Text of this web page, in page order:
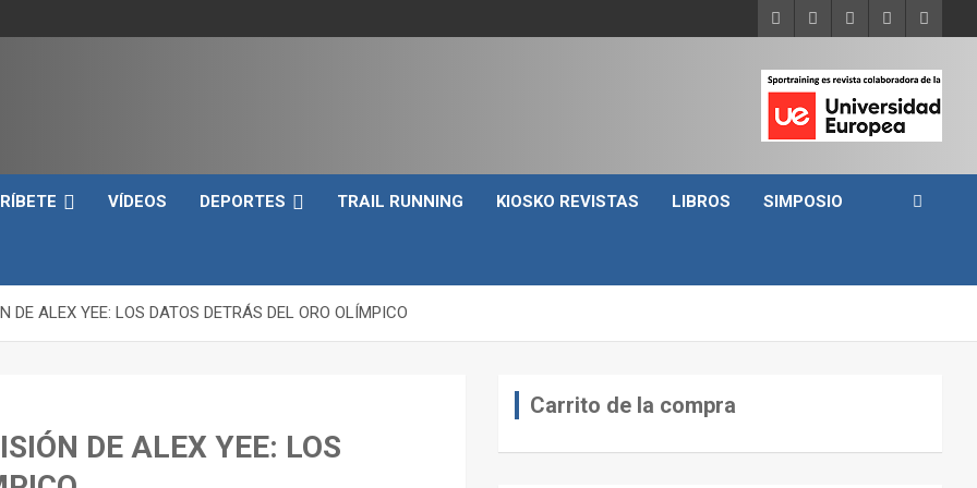
VÍDEOS DEPORTES TRAIL RUNNING KIOSKO REVISTAS LIBROS SIMPOSIO
DE ALEX YEE: LOS DATOS DETRÁS DEL ORO OLÍMPICO
DE ALEX YEE: LOS
Carrito de la compra